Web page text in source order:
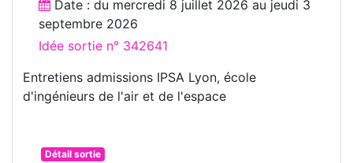
Date : du mercredi 8 juillet 2026 au jeudi 3
septembre 2026
Idée sortie n° 342641
Entretiens admissions IPSA Lyon, école
d'ingénieurs de l'air et de l'espace
Détail sortie